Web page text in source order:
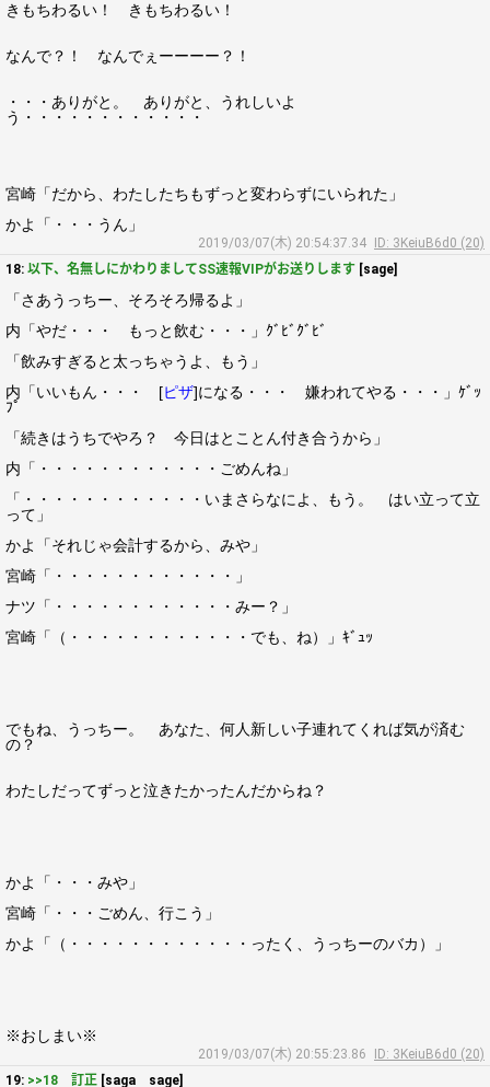
きもちわるい！ きもちわるい！
なんで？！ なんでぇーーーー？！
・・・ありがと。 ありがと、うれしいよ
う・・・・・・・・・・・・
宮崎「だから、わたしたちもずっと変わらずにいられた」
かよ「・・・うん」
2019/03/07(木) 20:54:37.34
ID: 3KeiuB6d0 (20)
18: 以下、名無しにかわりましてSS速報VIPがお送りします [sage]
「さあうっちー、そろそろ帰るよ」
内「やだ・・・ もっと飲む・・・」ｸﾞﾋﾞｸﾞﾋﾞ
「飲みすぎると太っちゃうよ、もう」
内「いいもん・・・ [ピザ]になる・・・ 嫌われてやる・・・」ｹﾞｯ
ﾌﾟ
「続きはうちでやろ？ 今日はとことん付き合うから」
内「・・・・・・・・・・・・ごめんね」
「・・・・・・・・・・・・いまさらなによ、もう。 はい立って立
って」
かよ「それじゃ会計するから、みや」
宮崎「・・・・・・・・・・・・」
ナツ「・・・・・・・・・・・・みー？」
宮崎「（・・・・・・・・・・・・でも、ね）」ｷﾞｭｯ
でもね、うっちー。 あなた、何人新しい子連れてくれば気が済む
の？
わたしだってずっと泣きたかったんだからね？
かよ「・・・みや」
宮崎「・・・ごめん、行こう」
かよ「（・・・・・・・・・・・・ったく、うっちーのバカ）」
※おしまい※
2019/03/07(木) 20:55:23.86
ID: 3KeiuB6d0 (20)
19: >>18 訂正 [saga sage]